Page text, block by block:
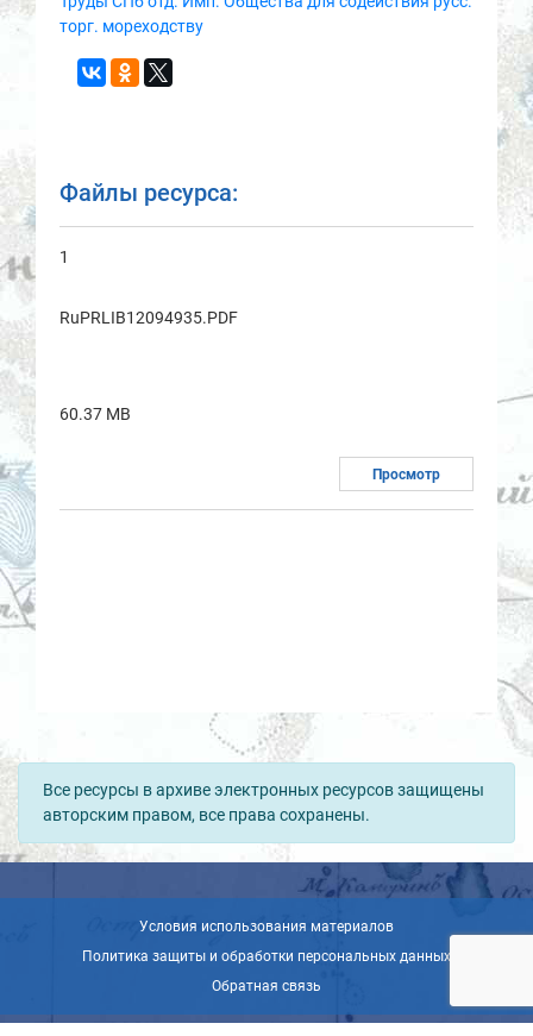
торг. мореходству
Файлы ресурса:
1
RuPRLIB12094935.PDF
60.37 MB
Просмотр
Все ресурсы в архиве электронных ресурсов защищены
авторским правом, все права сохранены.
Условия использования материалов
Политика защиты и обработки персональных данных
Обратная связь